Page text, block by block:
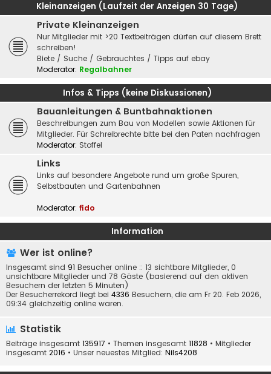
Kleinanzeigen (Laufzeit der Anzeigen 30 Tage)
Private Kleinanzeigen
Nur Mitglieder mit >20 Textbeiträgen dürfen auf diesem Brett
schreiben!
Biete / Suche / Gebrauchtes / Tipps auf ebay
Moderator: Regalbahner
Infos & Tipps (keine Diskussionen)
Bauanleitungen & Buntbahnaktionen
Beschreibungen zum Bau von Modellen sowie Aktionen für
Mitglieder. Für Schreibrechte bitte bei den Paten nachfragen
Moderator: Stoffel
Links
Links auf besondere Angebote rund um große Spuren,
Selbstbauten und Gartenbahnen
Moderator: fido
Information
Wer ist online?
Insgesamt sind 91 Besucher online :: 13 sichtbare Mitglieder, 0
unsichtbare Mitglieder und 78 Gäste (basierend auf den aktiven
Besuchern der letzten 5 Minuten)
Der Besucherrekord liegt bei 4336 Besuchern, die am Fr 20. Feb 2026,
09:34 gleichzeitig online waren.
Statistik
Beiträge insgesamt 135917 • Themen insgesamt 11828 • Mitglieder
insgesamt 2016 • Unser neuestes Mitglied: Nils4208